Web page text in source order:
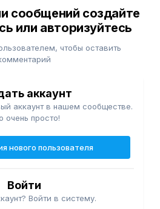
сообщений создайте
или авторизуйтесь
чтобы оставить
аккаунт
аккаунт в нашем сообществе.
очень просто!
нового пользователя
Войти
Войти в систему.